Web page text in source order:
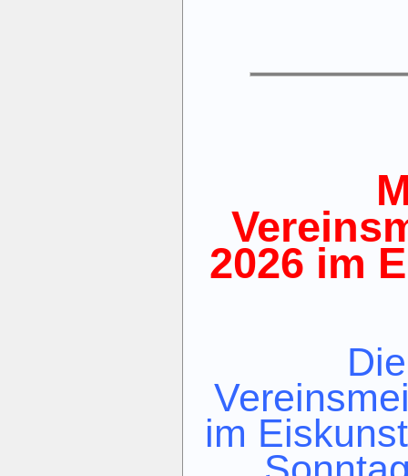
2026 im
im